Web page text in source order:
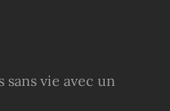
sans vie avec un